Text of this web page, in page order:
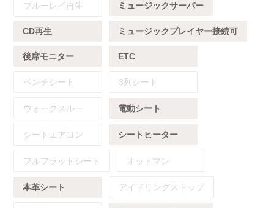
ブルーレイ再生 ミュージックサーバー
CD再生 ミュージックプレイヤー接続可
後席モニター ETC
ベンチシート 3列シート
ウォークスルー 電動シート
シートエアコン シートヒーター
フルフラットシート オットマン
本革シート アイドリングストップ